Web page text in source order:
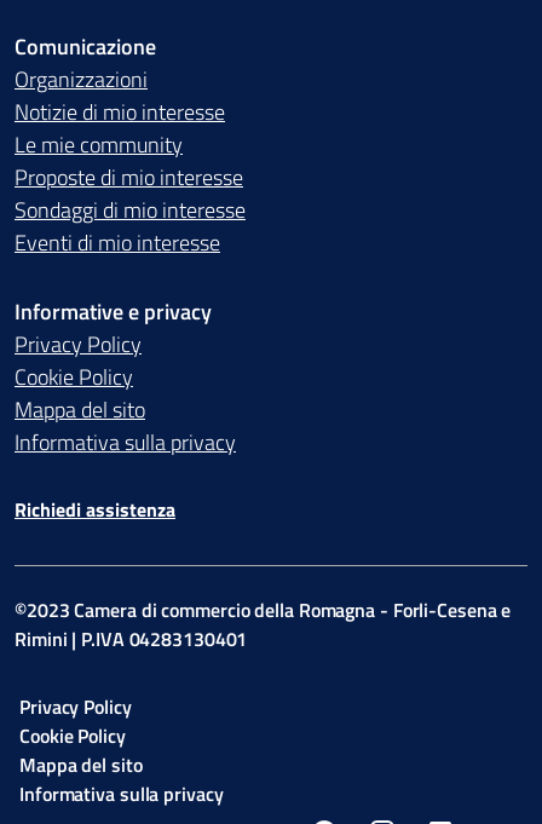
Comunicazione
Organizzazioni
Notizie di mio interesse
Le mie community
Proposte di mio interesse
Sondaggi di mio interesse
Eventi di mio interesse
Informative e privacy
Privacy Policy
Cookie Policy
Mappa del sito
Informativa sulla privacy
Richiedi assistenza
©2023 Camera di commercio della Romagna - Forli-Cesena e
Rimini | P.IVA 04283130401
Privacy Policy
Cookie Policy
Mappa del sito
Informativa sulla privacy